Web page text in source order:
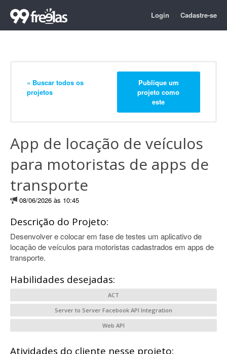
Login Cadastre-se
« Buscar todos os
projetos
Publique um
projeto como
este
App de locação de veículos
para motoristas de apps de
transporte
08/06/2026 às 10:45
Descrição do Projeto:
Desenvolver e colocar em fase de testes um aplicativo de
locação de veículos para motoristas cadastrados em apps de
transporte.
Habilidades desejadas:
ACT
Server to Server Facebook API Integration
Web API
Atividades do cliente nesse projeto: